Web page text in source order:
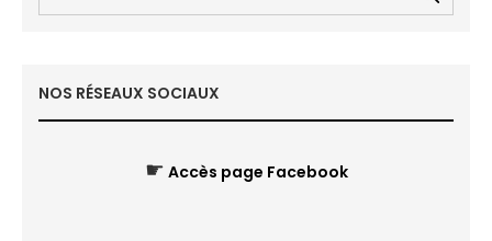
NOS RÉSEAUX SOCIAUX
☛ Accès page Facebook